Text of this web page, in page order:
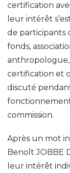
certification
leur intérêt
de participants
fonds,
anthropologue,
certification et
discuté
commission.
Après un mot
Benoît JOBBE
leur intérêt